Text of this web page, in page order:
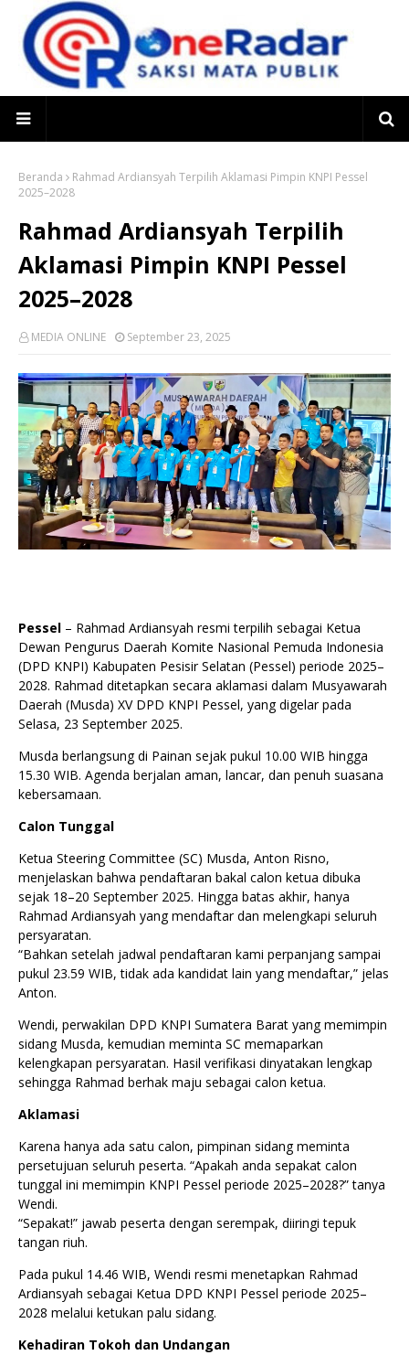
Beranda
Rahmad Ardiansyah Terpilih Aklamasi Pimpin KNPI Pessel
2025–2028
Rahmad Ardiansyah Terpilih
Aklamasi Pimpin KNPI Pessel
2025–2028
MEDIA ONLINE September 23, 2025
Pessel – Rahmad Ardiansyah resmi terpilih sebagai Ketua
Dewan Pengurus Daerah Komite Nasional Pemuda Indonesia
(DPD KNPI) Kabupaten Pesisir Selatan (Pessel) periode 2025–
2028. Rahmad ditetapkan secara aklamasi dalam Musyawarah
Daerah (Musda) XV DPD KNPI Pessel, yang digelar pada
Selasa, 23 September 2025.
Musda berlangsung di Painan sejak pukul 10.00 WIB hingga
15.30 WIB. Agenda berjalan aman, lancar, dan penuh suasana
kebersamaan.
Calon Tunggal
Ketua Steering Committee (SC) Musda, Anton Risno,
menjelaskan bahwa pendaftaran bakal calon ketua dibuka
sejak 18–20 September 2025. Hingga batas akhir, hanya
Rahmad Ardiansyah yang mendaftar dan melengkapi seluruh
persyaratan.
“Bahkan setelah jadwal pendaftaran kami perpanjang sampai
pukul 23.59 WIB, tidak ada kandidat lain yang mendaftar,” jelas
Anton.
Wendi, perwakilan DPD KNPI Sumatera Barat yang memimpin
sidang Musda, kemudian meminta SC memaparkan
kelengkapan persyaratan. Hasil verifikasi dinyatakan lengkap
sehingga Rahmad berhak maju sebagai calon ketua.
Aklamasi
Karena hanya ada satu calon, pimpinan sidang meminta
persetujuan seluruh peserta. “Apakah anda sepakat calon
tunggal ini memimpin KNPI Pessel periode 2025–2028?” tanya
Wendi.
“Sepakat!” jawab peserta dengan serempak, diiringi tepuk
tangan riuh.
Pada pukul 14.46 WIB, Wendi resmi menetapkan Rahmad
Ardiansyah sebagai Ketua DPD KNPI Pessel periode 2025–
2028 melalui ketukan palu sidang.
Kehadiran Tokoh dan Undangan